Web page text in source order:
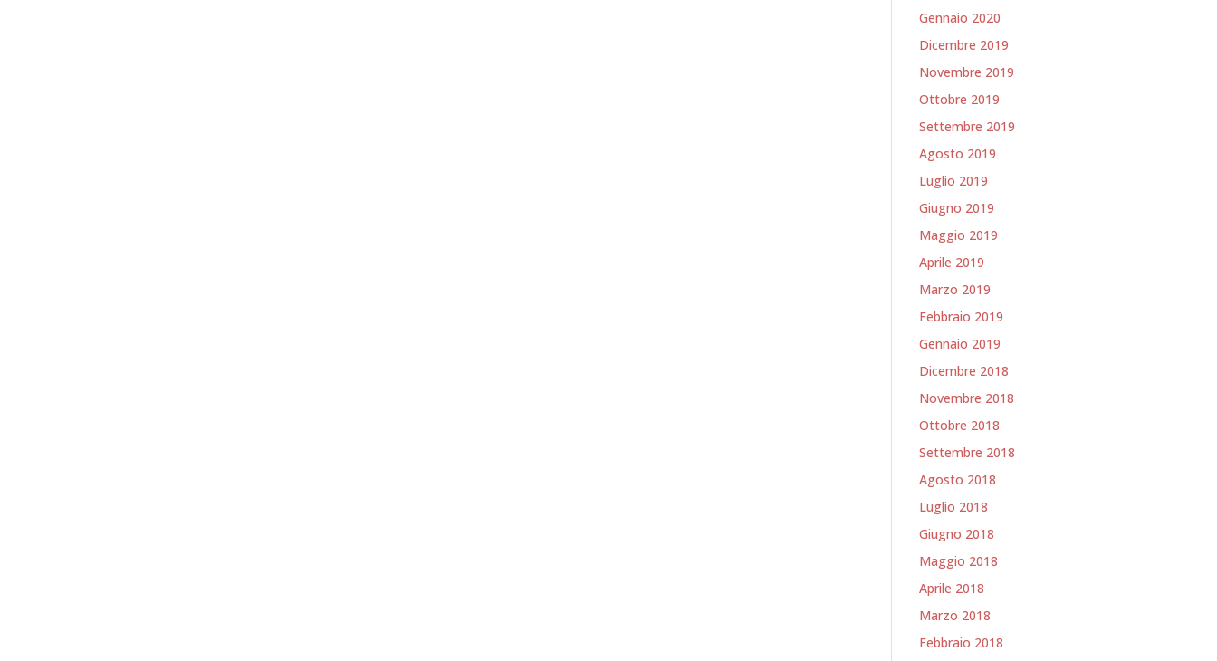
Gennaio 2020
Dicembre 2019
Novembre 2019
Ottobre 2019
Settembre 2019
Agosto 2019
Luglio 2019
Giugno 2019
Maggio 2019
Aprile 2019
Marzo 2019
Febbraio 2019
Gennaio 2019
Dicembre 2018
Novembre 2018
Ottobre 2018
Settembre 2018
Agosto 2018
Luglio 2018
Giugno 2018
Maggio 2018
Aprile 2018
Marzo 2018
Febbraio 2018